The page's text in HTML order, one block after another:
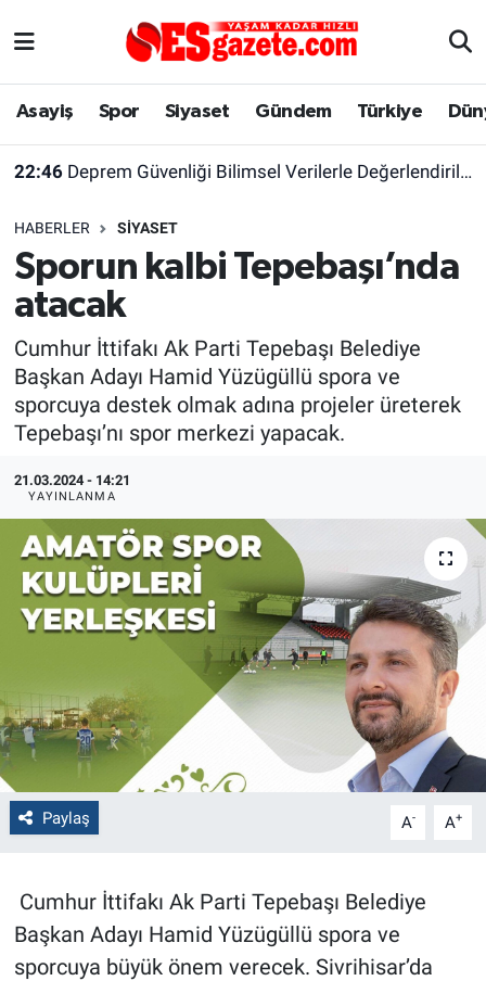
Asayiş Spor Siyaset Gündem Türkiye
22:46 Deprem Güvenliği Bilimsel Verilerle Değerlendirilmeli
HABERLER SIYASET
Sporun kalbi Tepebaşı’nda
atacak
Cumhur İttifakı Ak Parti Tepebaşı Belediye
Başkan Adayı Hamid Yüzügüllü spora ve
sporcuya destek olmak adına projeler üreterek
Tepebaşı’nı spor merkezi yapacak.
21.03.2024 - 14:21
YAYINLANMA
Paylaş A- A+
Cumhur İttifakı Ak Parti Tepebaşı Belediye
Başkan Adayı Hamid Yüzügüllü spora ve
sporcuya büyük önem verecek. Sivrihisar’da
Asayiş
Türkiye
Dünya
Sağlık
Alış-Veriş/İş dünyası
Yaşam
Eskişehirspor Arşivi
Eskişehir Arşivi
Röportaj
Ekonomi
Kültür Sanat
Politika
Bilecik
Kütahya
Gezi
Genel
Çevre
Magazin
Bilim ve Teknoloji
Eskişehir Nöbetçi Eczaneler
Süper Lig Puan Durumu ve Fikstür
Tüm Manşetler
Son Dakika Haberleri
Haber Arşivi